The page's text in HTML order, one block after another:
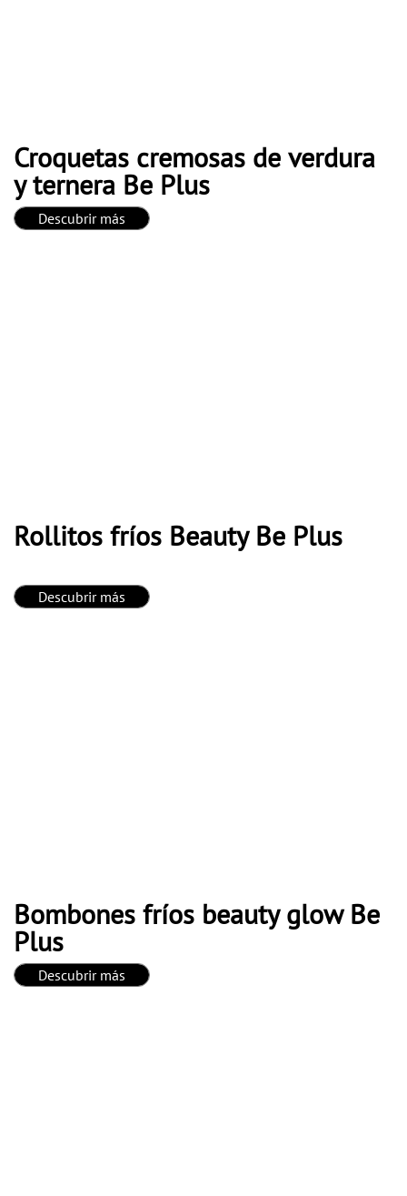
Croquetas cremosas de verdura
y ternera Be Plus
Descubrir más
Rollitos fríos Beauty Be Plus
Descubrir más
Bombones fríos beauty glow Be
Plus
Descubrir más